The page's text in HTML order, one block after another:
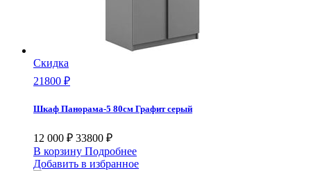
Скидка
21800 ₽
Шкаф Панорама-5 80см Графит серый
12 000 ₽ 33800 ₽
В корзину Подробнее
Добавить в избранное